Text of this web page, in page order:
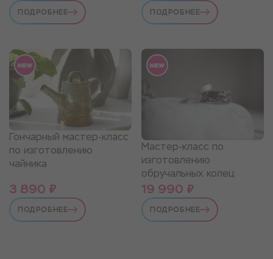
ПОДРОБНЕЕ ПОДРОБНЕЕ
Гончарный мастер-класс
по изготовлению
чайника
3 890 ₽
ПОДРОБНЕЕ
Мастер-класс по
изготовлению
обручальных колец
19 990 ₽
ПОДРОБНЕЕ